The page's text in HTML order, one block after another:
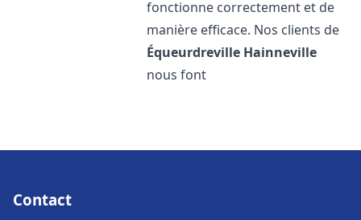
fonctionne correctement et de
manière efficace. Nos clients de
Équeurdreville Hainneville
nous font
Contact